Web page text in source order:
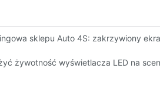
ekranów LED o wysokiej jasności do
sklepu Auto 4S: zakrzywiony
żywotność wyświetlacza LED na